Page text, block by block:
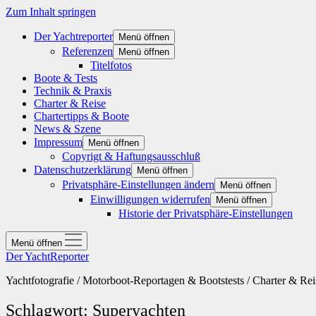
Zum Inhalt springen
Der Yachtreporter Menü öffnen
Referenzen Menü öffnen
Titelfotos
Boote & Tests
Technik & Praxis
Charter & Reise
Chartertipps & Boote
News & Szene
Impressum
Menü öffnen
Copyrigt & Haftungsausschluß
Datenschutzerklärung
Menü öffnen
Privatsphäre-Einstellungen ändern Menü öffnen
Einwilligungen widerrufen Menü öffnen
Historie der Privatsphäre-Einstellungen
Menü öffnen
Der YachtReporter
Yachtfotografie / Motorboot-Reportagen & Bootstests / Charter &
Schlagwort: Superyachten